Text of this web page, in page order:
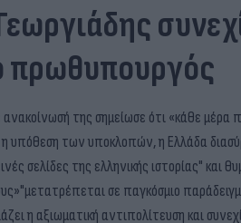
πρωθυπουργός
της σημείωσε ότι «κάθε
υπόθεση των υποκλοπών, η Ελλάδα
σελίδες της ελληνικής ιστορίας"
σε παγκόσμιο
η αξιωματική αντιπολίτευση και